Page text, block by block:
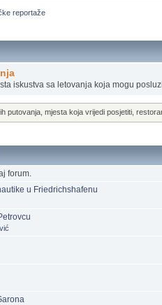
reportaže
iskustva sa letovanja koja mogu
putovanja, mjesta koja vrijedi posjetiti,
forum.
u Friedrichshafenu